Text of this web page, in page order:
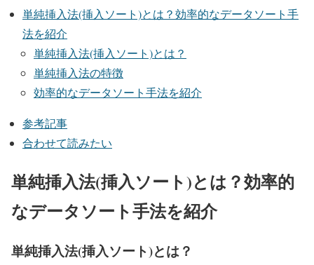
単純挿入法(挿入ソート)とは？効率的なデータソート手
法を紹介
単純挿入法(挿入ソート)とは？
単純挿入法の特徴
効率的なデータソート手法を紹介
参考記事
合わせて読みたい
単純挿入法(挿入ソート)とは？効率的
なデータソート手法を紹介
単純挿入法(挿入ソート)とは？